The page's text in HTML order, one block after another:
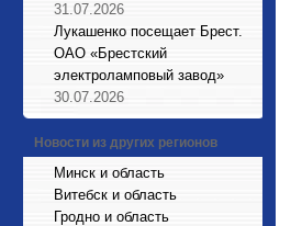
31.07.2026
Лукашенко посещает Брест.
ОАО «Брестский
электроламповый завод»
30.07.2026
Новости из других регионов
Минск и область
Витебск и область
Гродно и область